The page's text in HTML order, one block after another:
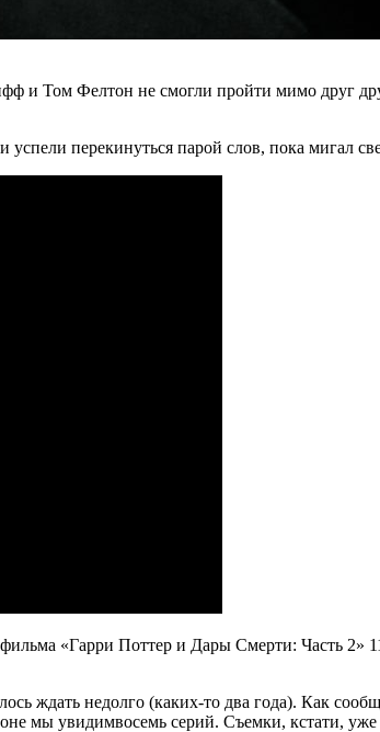
и Том Фелтон не смогли пройти мимо друг
перекинуться парой слов, пока мигал
«Гарри Поттер и Дары Смерти: Часть
ждать недолго (каких-то два года). Как
мы увидимвосемь серий. Съемки, кстати,